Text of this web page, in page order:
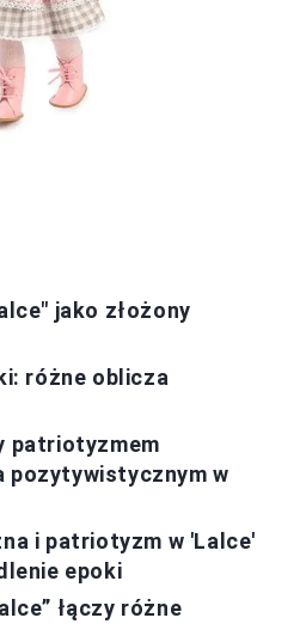
jako złożony
różne oblicza
patriotyzmem
pozytywistycznym w
i patriotyzm w 'Lalce'
epoki
łączy różne